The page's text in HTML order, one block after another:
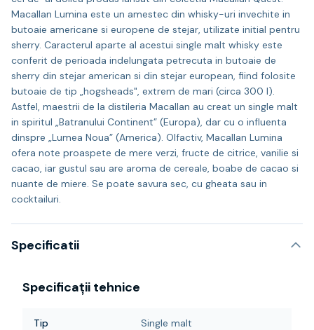
Macallan Lumina este un amestec din whisky-uri invechite in
butoaie americane si europene de stejar, utilizate initial pentru
sherry. Caracterul aparte al acestui single malt whisky este
conferit de perioada indelungata petrecuta in butoaie de
sherry din stejar american si din stejar european, fiind folosite
butoaie de tip „hogsheads", extrem de mari (circa 300 l).
Astfel, maestrii de la distileria Macallan au creat un single malt
in spiritul „Batranului Continent” (Europa), dar cu o influenta
dinspre „Lumea Noua” (America). Olfactiv, Macallan Lumina
ofera note proaspete de mere verzi, fructe de citrice, vanilie si
cacao, iar gustul sau are aroma de cereale, boabe de cacao si
nuante de miere. Se poate savura sec, cu gheata sau in
cocktailuri.
Specificatii
Specificații tehnice
Tip Single malt